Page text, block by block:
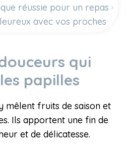
réussie pour un repas
avec vos proches
qui
papilles
mêlent fruits de saison et
Ils apportent une fin de
et de délicatesse.